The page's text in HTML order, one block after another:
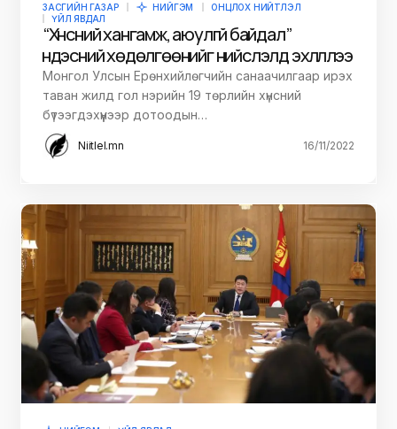
ЗАСГИЙН ГАЗАР НИЙГЭМ
ОНЦЛОХ НИЙТЛЭЛ
ҮЙЛ ЯВДАЛ
“Хүнсний хангамж, аюулгүй байдал”
үндэсний хөдөлгөөнийг нийслэлд эхлүүллээ
Монгол Улсын Ерөнхийлөгчийн санаачилгаар ирэх
таван жилд гол нэрийн 19 төрлийн хүнсний
бүтээгдэхүүнээр дотоодын…
Niitlel.mn 16/11/2022